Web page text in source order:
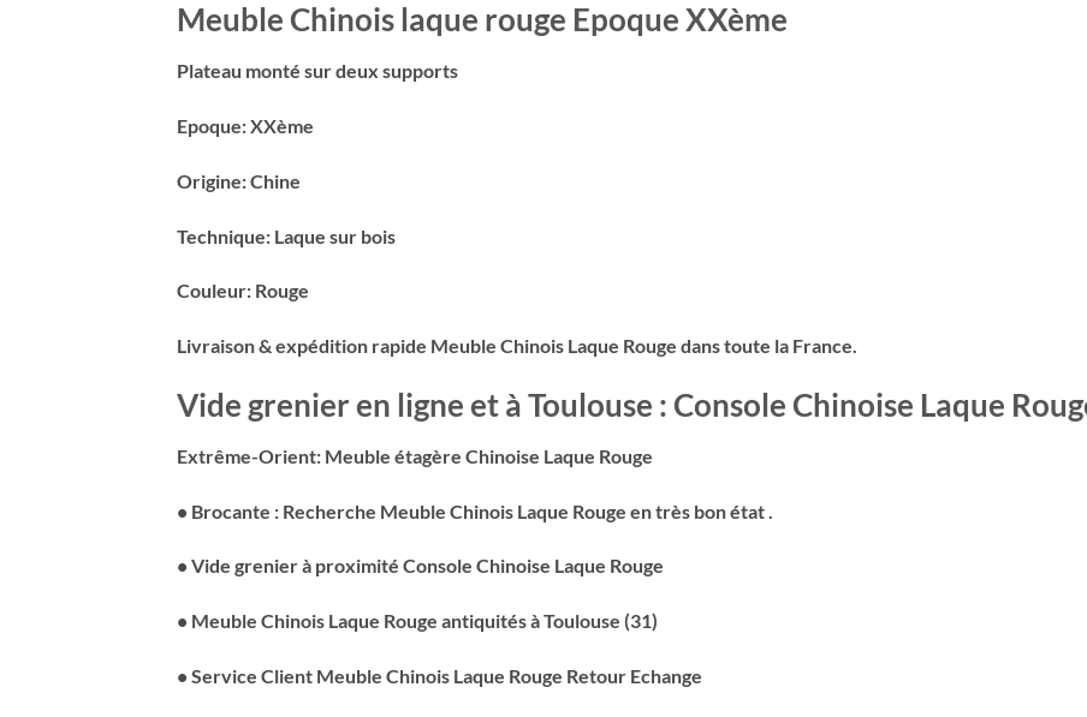
Meuble Chinois laque rouge Epoque XXème
Plateau monté sur deux supports
Epoque: XXème
Origine: Chine
Technique: Laque sur bois
Couleur: Rouge
Livraison & expédition rapide Meuble Chinois Laque Rouge dans toute la France.
Vide grenier en ligne et à Toulouse : Console Chinoise Laque
Extrême-Orient: Meuble étagère Chinoise Laque Rouge
• Brocante : Recherche Meuble Chinois Laque Rouge en très bon état .
• Vide grenier à proximité Console Chinoise Laque Rouge
• Meuble Chinois Laque Rouge antiquités à Toulouse (31)
• Service Client Meuble Chinois Laque Rouge Retour Echange